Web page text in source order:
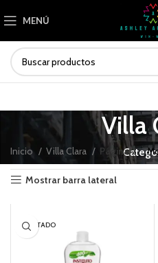
MENÚ
Villa
Inicio Villa Clara Página 2
Mostrar barra lateral
AGOTADO